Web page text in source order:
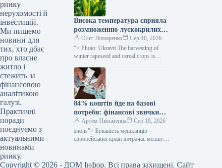
ринку
нерухомості й
інвестицій.
Ми пишемо
новини для
тих, хто дбає
про власне
житло і
стежить за
фінансовою
аналітикою
галузі.
Практичні
поради
поєднуємо з
актуальними
новинами
ринку.
настоящее…
Висока температура сприяла
розмноженню лускокрилих
шкідників: посіви кукурудзи
та соняшнику під загрозою —
SuperAgronom.com
Олег Лимаренко
Сер 10, 2026
“> Photo: Ukravit The harvesting of
winter rapeseed and cereal crops is
have to…
84% коштів йде на базові
потреби: фінансові звички
українців та їхні прагнення до
змін — Мінфін
Артем Письменна
Сер 10, 2026
anons”> Більшість мешканців
європейських країн витрачає меншу
Такий висновок зроблено…
Copyright © 2026 - ДОМ Інфор. Всі права захищені. Сайт